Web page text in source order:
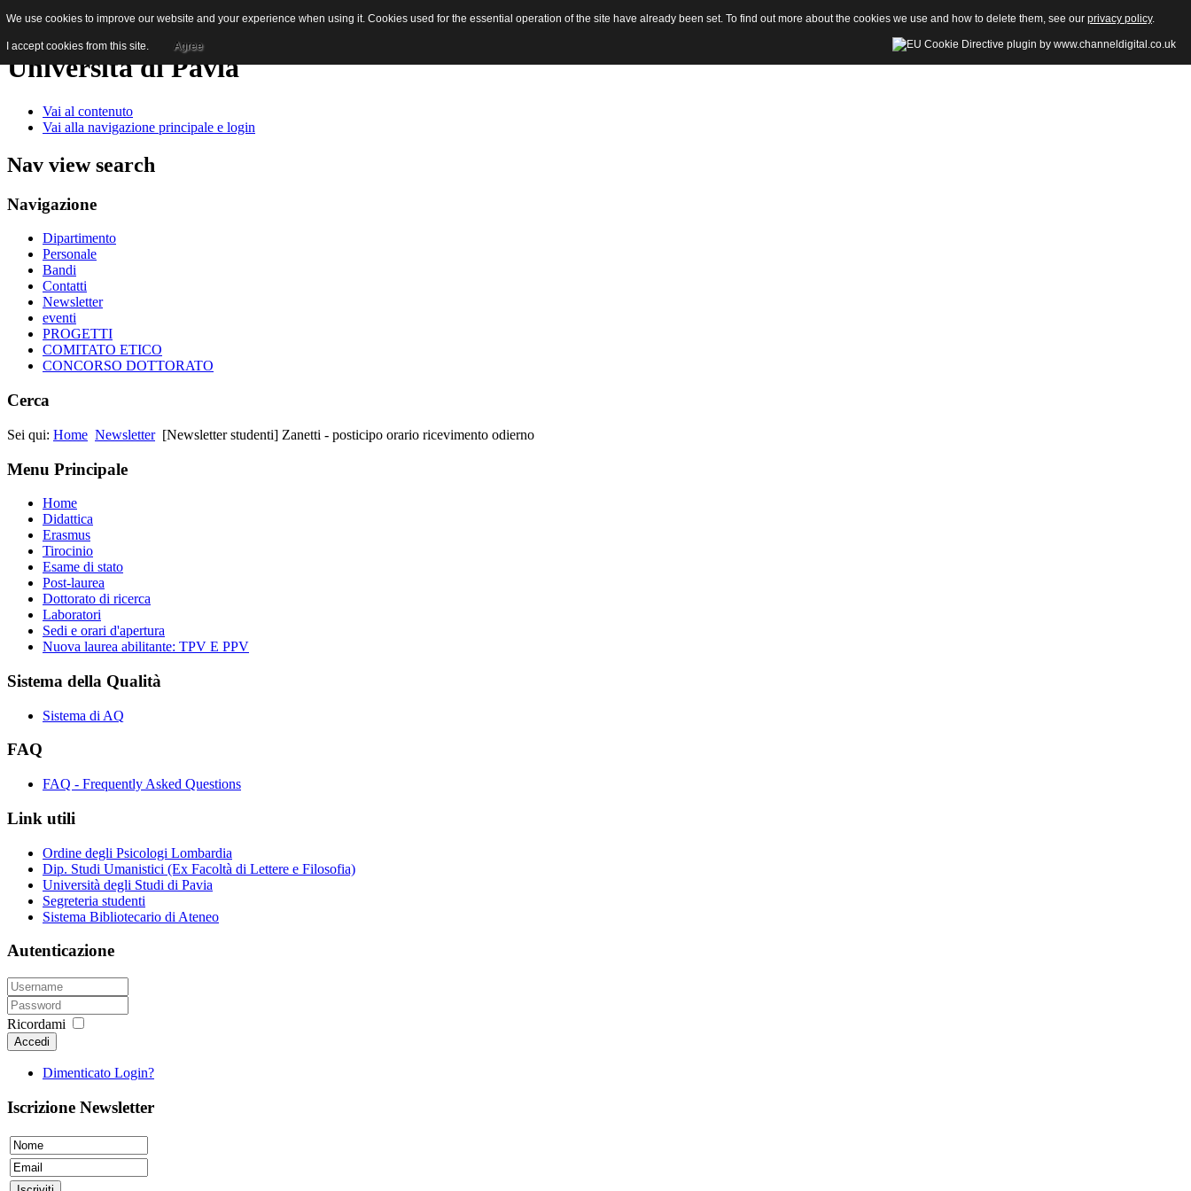
sito della Sezione di Psicologia-
Università di Pavia
Vai al contenuto
Vai alla navigazione principale e login
Nav view search
Navigazione
Dipartimento
Personale
Bandi
Contatti
Newsletter
eventi
PROGETTI
COMITATO ETICO
CONCORSO DOTTORATO
Cerca
Sei qui: Home Newsletter [Newsletter studenti] Zanetti - posticipo orario ricevimento odierno
Menu Principale
Home
Didattica
Erasmus
Tirocinio
Esame di stato
Post-laurea
Dottorato di ricerca
Laboratori
Sedi e orari d'apertura
Nuova laurea abilitante: TPV E PPV
Sistema della Qualità
Sistema di AQ
FAQ
FAQ - Frequently Asked Questions
Link utili
Ordine degli Psicologi Lombardia
Dip. Studi Umanistici (Ex Facoltà di Lettere e Filosofia)
Università degli Studi di Pavia
Segreteria studenti
Sistema Bibliotecario di Ateneo
Autenticazione
Ricordami
Accedi
Dimenticato Login?
Iscrizione Newsletter
We use cookies to improve our website and your experience when using it. Cookies used for the essential operation of the site have already been set. To find out more about the cookies we use and how to delete them, see our privacy policy.
I accept cookies from this site. Agree